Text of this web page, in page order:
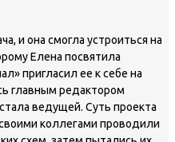
и она смогла устроиться на
Елена посвятила
пригласил ее к себе на
главным редактором
ведущей. Суть проекта
коллегами проводили